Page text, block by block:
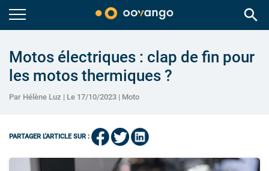
search
Motos électriques : clap de fin pour
les motos thermiques ?
Par Hélène Luz | Le 17/10/2023 | Moto
PARTAGER L'ARTICLE SUR :